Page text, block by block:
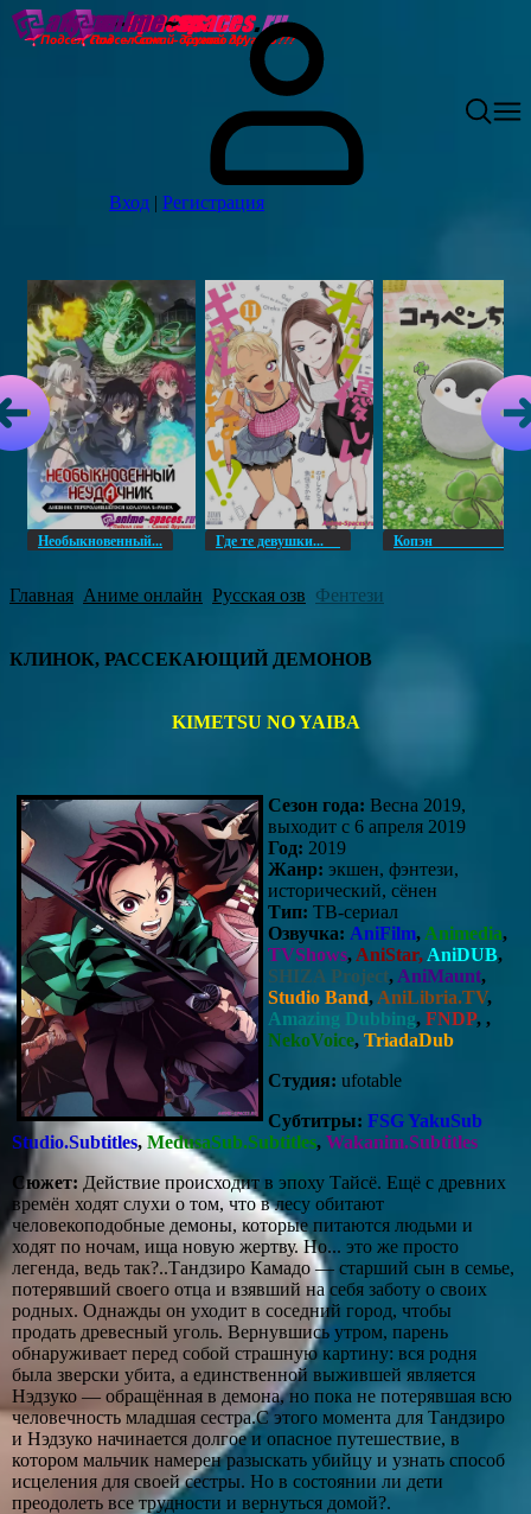
Вход | Регистрация
Необыкновенный... Где те девушки... Копэн
Главная Аниме онлайн Русская озв Фентези
КЛИНОК, РАССЕКАЮЩИЙ ДЕМОНОВ
KIMETSU NO YAIBA
Сезон года: Весна 2019,
выходит с 6 апреля 2019
Год: 2019
Жанр: экшен, фэнтези,
исторический, сёнен
Тип: ТВ-сериал
Озвучка: AniFilm, Animedia,
TVShows, AniStar, AniDUB,
SHIZA Project, AniMaunt,
Studio Band, AniLibria.TV,
Amazing Dubbing, FNDP, ,
NekoVoice, TriadaDub
Студия: ufotable
Субтитры: FSG YakuSub
Studio.Subtitles, MedusaSub.Subtitles, Wakanim.Subtitles
Сюжет: Действие происходит в эпоху Тайсё. Ещё с древних
времён ходят слухи о том, что в лесу обитают
человекоподобные демоны, которые питаются людьми и
ходят по ночам, ища новую жертву. Но... это же просто
легенда, ведь так?..Тандзиро Камадо — старший сын в семье,
потерявший своего отца и взявший на себя заботу о своих
родных. Однажды он уходит в соседний город, чтобы
продать древесный уголь. Вернувшись утром, парень
обнаруживает перед собой страшную картину: вся родня
была зверски убита, а единственной выжившей является
Нэдзуко — обращённая в демона, но пока не потерявшая всю
человечность младшая сестра.С этого момента для Тандзиро
и Нэдзуко начинается долгое и опасное путешествие, в
котором мальчик намерен разыскать убийцу и узнать способ
исцеления для своей сестры. Но в состоянии ли дети
преодолеть все трудности и вернуться домой?.